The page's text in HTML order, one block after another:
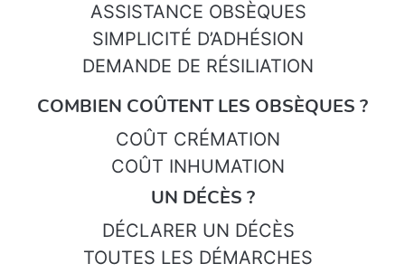
ASSISTANCE OBSÈQUES
SIMPLICITÉ D’ADHÉSION
DEMANDE DE RÉSILIATION
COMBIEN COÛTENT LES OBSÈQUES ?
COÛT CRÉMATION
COÛT INHUMATION
UN DÉCÈS ?
DÉCLARER UN DÉCÈS
TOUTES LES DÉMARCHES